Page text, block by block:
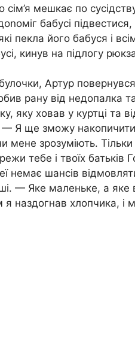
сім’я мешкає по
бабусі підвестися,
пекла його бабуся і
кинув на підлогу
Артур
рану від недопалка
яку ховав у куртці та
Я ще зможу
мене зрозуміють.
тебе і твоїх батьків
немає шансів
— Яке маленьке, а
я наздогнав хлопчика, і